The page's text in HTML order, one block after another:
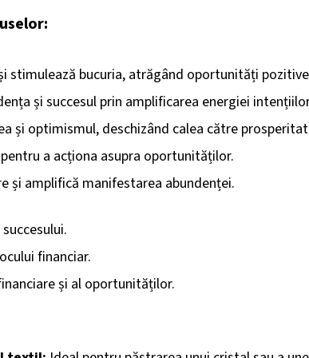
stimulează bucuria, atrăgând oportunități
și succesul prin amplificarea energiei
și optimismul, deschizând calea către
a acționa asupra oportunităților.
și amplifică manifestarea abundenței.
financiar.
și al oportunităților.